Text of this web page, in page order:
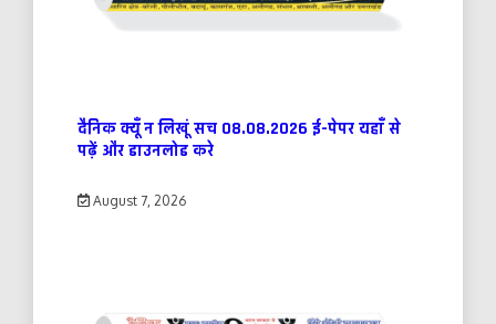
दैनिक क्यूँ न लिखूं सच 08.08.2026 ई-पेपर यहाँ से
पढ़ें और डाउनलोड करे
August 7, 2026